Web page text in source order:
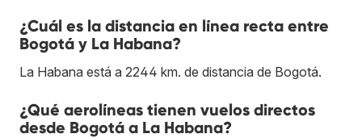
¿Cuál es la distancia en línea recta entre
Bogotá y La Habana?
La Habana está a 2244 km. de distancia de Bogotá.
¿Qué aerolíneas tienen vuelos directos
desde Bogotá a La Habana?